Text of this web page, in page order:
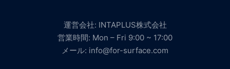
運営会社: INTAPLUS株式会社
営業時間: Mon – Fri 9:00 ~ 17:00
メール: info@for-surface.com